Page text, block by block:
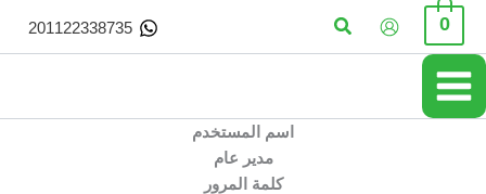
تخطي
المحتوى
0 البحث 201122338735
اسم المستخدم
مدير عام
كلمة المرور